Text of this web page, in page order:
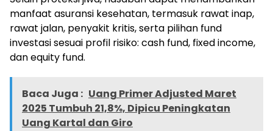
manfaat asuransi kesehatan, termasuk rawat inap,
rawat jalan, penyakit kritis, serta pilihan fund
investasi sesuai profil risiko: cash fund, fixed income,
dan equity fund.
Baca Juga : Uang Primer Adjusted Maret
2025 Tumbuh 21,8%, Dipicu Peningkatan
Uang Kartal dan Giro